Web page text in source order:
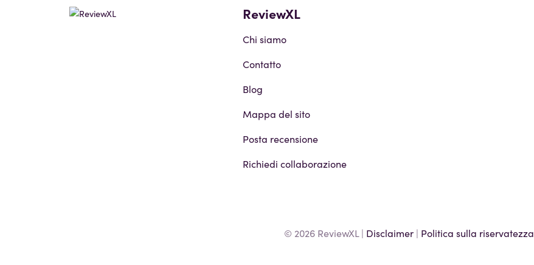
ReviewXL
Chi siamo
Contatto
Blog
Mappa del sito
Posta recensione
Richiedi collaborazione
© 2026 ReviewXL | Disclaimer| Politica sulla riservatezza